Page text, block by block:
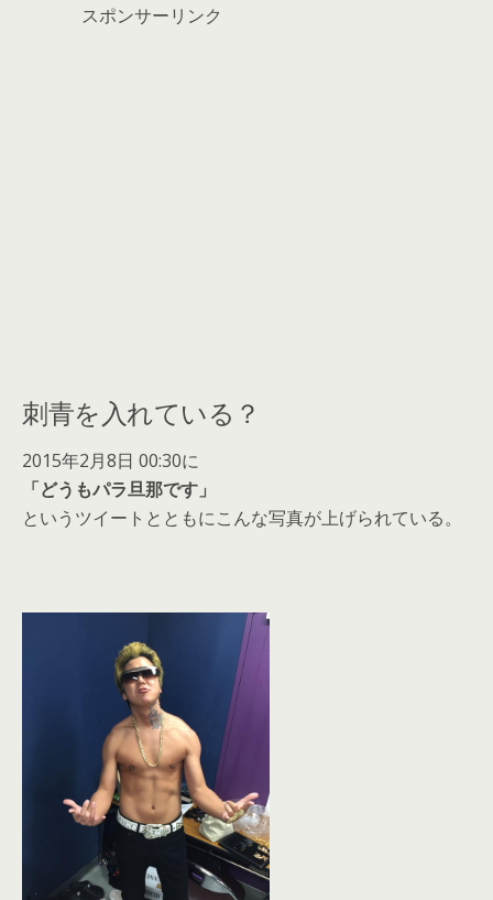
スポンサーリンク
刺青を入れている？
2015年2月8日 00:30に
「どうもパラ旦那です」
というツイートとともにこんな写真が上げられている。